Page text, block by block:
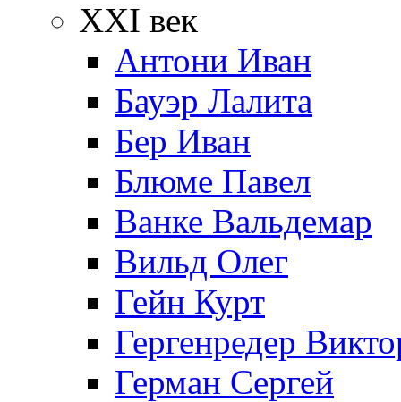
XXI век
Антони Иван
Бауэр Лалита
Бер Иван
Блюме Павел
Ванке Вальдемар
Вильд Олег
Гейн Курт
Гергенредер
Герман Сергей